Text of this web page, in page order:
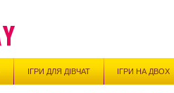
ІГРИ ДЛЯ ДІВЧАТ ІГРИ НА ДВОХ